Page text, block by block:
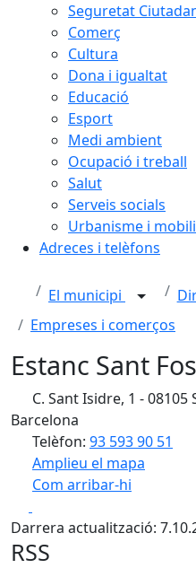
Seguretat
Comerç
Cultura
Dona i igualtat
Educació
Esport
Medi ambient
Ocupació i treball
Salut
Serveis socials
Urbanisme i
Adreces i telèfons
El municipi
Empreses i comerços
Estanc Sant
C. Sant Isidre, 1 -
Barcelona
Telèfon: 93 593 90 51
Amplieu el mapa
Com arribar-hi
+
−
Darrera actualització:
RSS